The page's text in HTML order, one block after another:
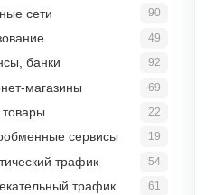
90
сети
49
92
банки
69
магазины
22
19
сервисы
54
трафик
61
трафик